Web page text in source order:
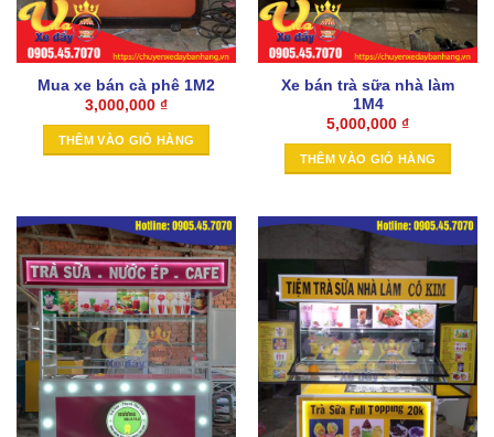
Mua xe bán cà phê 1M2
3,000,000 ₫
THÊM VÀO GIỎ HÀNG
Xe bán trà sữa nhà làm
1M4
5,000,000 ₫
THÊM VÀO GIỎ HÀNG